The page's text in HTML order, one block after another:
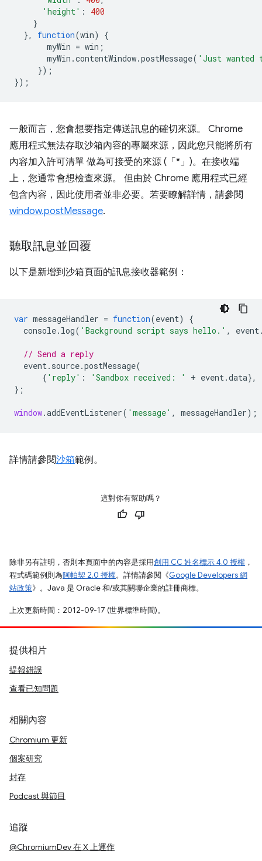
'height' :
400
}
},
function(win)
{
myWin = win ;
myWin .contentWindow.postMessage( 'Just wanted
});
});
一般而言，您會想要指定傳送訊息的確切來源。 Chrome
應用程式無法存取沙箱內容的專屬來源，因此您只能將所有
內容加入許可清單 做為可接受的來源 (「*」)。在接收端
上，您通常會想檢查來源。 但由於 Chrome 應用程式已經
包含內容，因此使用者並非必要。若要瞭解詳情，請參閱
window.postMessage.
聽取訊息並回覆
以下是新增到沙箱頁面的訊息接收器範例：
var messageHandler = function(event)
{
console. log( 'Background script says hello.' , event
// Send a reply
event. source.postMessage(
{ 'reply' : 'Sandbox received: ' + event.data},
};
window.addEventListener( 'message' , messageHandler);
詳情請參閱沙箱範例。
這對你有幫助嗎？
除非另有註明，否則本頁面中的內容是採用創用 CC 姓名標示 4.0 授權 ，
程式碼範例則為阿帕契 2.0 授權。詳情請參閱《Google Developers 網
站政策》。Java 是 Oracle 和/或其關聯企業的註冊商標。
上次更新時間：2012-09-17 (世界標準時間)。
提供相片
提報錯誤
查看已知問題
相關內容
Chromium 更新
個案研究
封存
Podcast 與節目
追蹤
@ChromiumDev 在 X 上運作